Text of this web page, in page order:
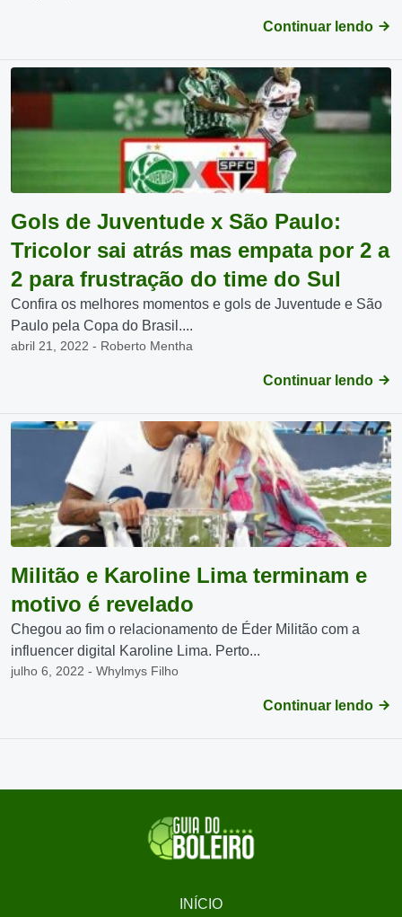
Continuar lendo
Gols de Juventude x São Paulo:
Tricolor sai atrás mas empata por 2 a
2 para frustração do time do Sul
Confira os melhores momentos e gols de Juventude e São
Paulo pela Copa do Brasil....
abril 21, 2022 - Roberto Mentha
Continuar lendo
Militão e Karoline Lima terminam e
motivo é revelado
Chegou ao fim o relacionamento de Éder Militão com a
influencer digital Karoline Lima. Perto...
julho 6, 2022 - Whylmys Filho
Continuar lendo
INÍCIO